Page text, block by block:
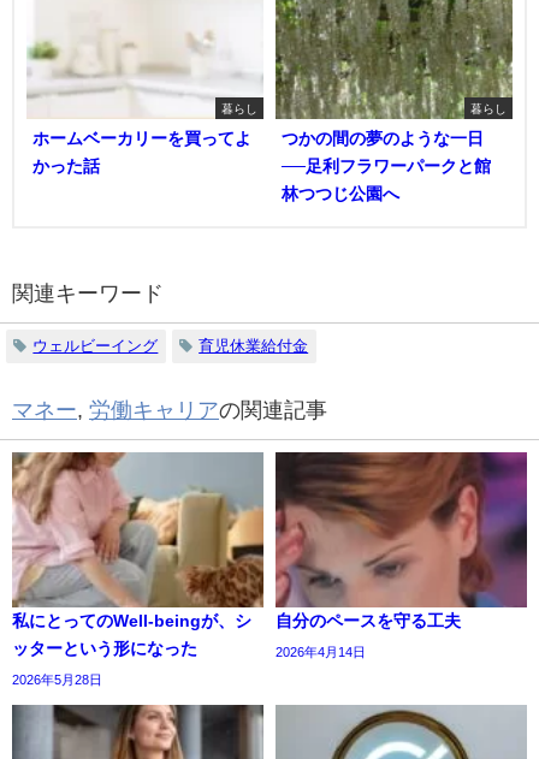
暮らし
ホームベーカリーを買ってよ
かった話
暮らし
つかの間の夢のような一日
──足利フラワーパークと館
林つつじ公園へ
関連キーワード
ウェルビーイング 育児休業給付金
マネー 労働キャリアの関連記事
私にとってのWell-beingが、シ
ッターという形になった
2026年5月28日
自分のペースを守る工夫
2026年4月14日